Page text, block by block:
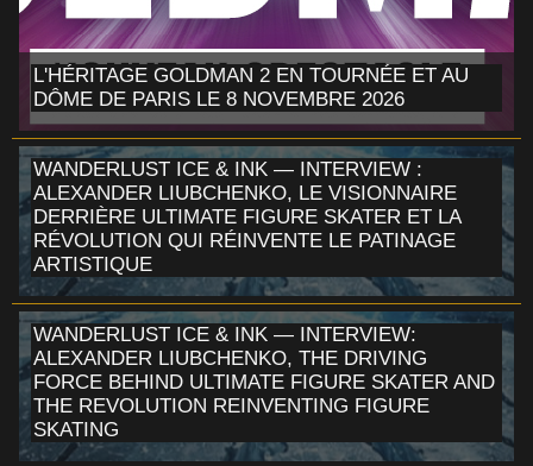
L'HÉRITAGE GOLDMAN 2 EN TOURNÉE ET AU
DÔME DE PARIS LE 8 NOVEMBRE 2026
WANDERLUST ICE & INK — INTERVIEW :
ALEXANDER LIUBCHENKO, LE VISIONNAIRE
DERRIÈRE ULTIMATE FIGURE SKATER ET LA
RÉVOLUTION QUI RÉINVENTE LE PATINAGE
ARTISTIQUE
WANDERLUST ICE & INK — INTERVIEW:
ALEXANDER LIUBCHENKO, THE DRIVING
FORCE BEHIND ULTIMATE FIGURE SKATER AND
THE REVOLUTION REINVENTING FIGURE
SKATING